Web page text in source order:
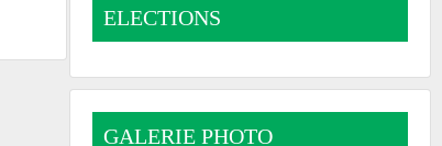
ELECTIONS
GALERIE PHOTO